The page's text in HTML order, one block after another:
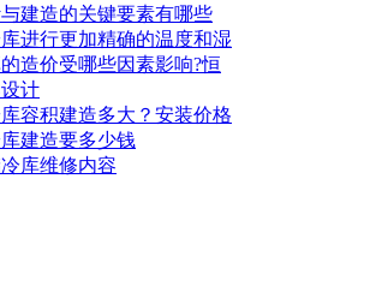
建造的关键要素有哪些
进行更加精确的温度和湿
造价受哪些因素影响?恒
计
容积建造多大？安装价格
建造要多少钱
库维修内容